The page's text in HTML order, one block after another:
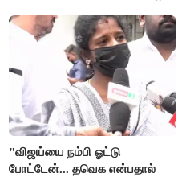
"விஜய்யை நம்பி ஓட்டு
போட்டேன்... தவெக என்பதால்